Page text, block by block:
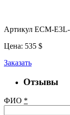
Артикул ECM-
Цена: 535 $
Заказать
Отзывы
ФИО *